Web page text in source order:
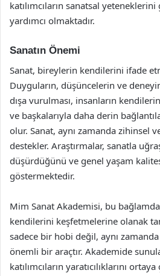
katılımcıların sanatsal
yardımcı olmaktadır.
Sanatın Önemi
Sanat, bireylerin kendilerini ifade
Duyguların, düşüncelerin ve
dışa vurulması, insanların
ve başkalarıyla daha derin
olur. Sanat, aynı zamanda zihinsel
destekler. Araştırmalar, sanatla
düşürdüğünü ve genel yaşam
göstermektedir.
Mim Sanat Akademisi, bu
kendilerini keşfetmelerine olanak
sadece bir hobi değil, aynı
önemli bir araçtır. Akademide
katılımcıların yaratıcılıklarını